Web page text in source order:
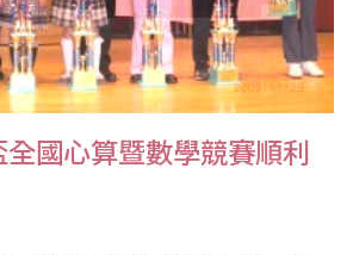
國心算暨數學競賽順利